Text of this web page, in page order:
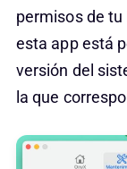
permisos de tu
esta app está
versión del
la que